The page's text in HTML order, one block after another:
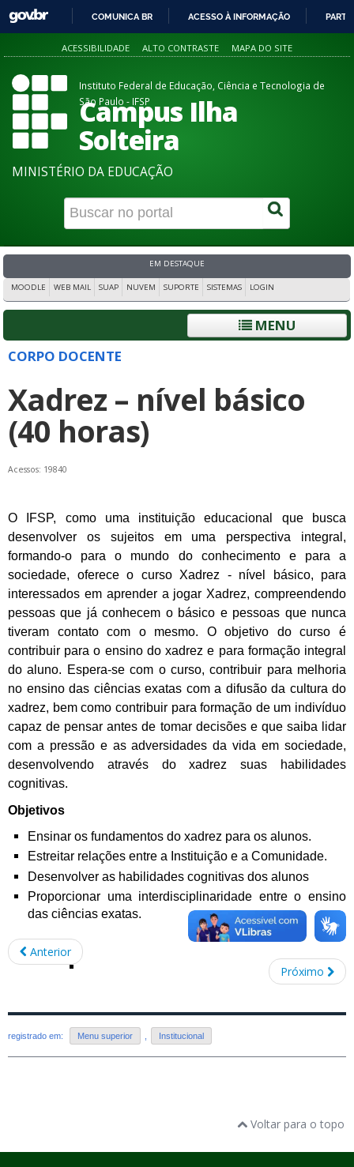
PARA
CONTEÚDO
COMUNICA BR ACESSO À INFORMAÇÃO
ACESSIBILIDADE ALTO CONTRASTE MAPA DO SITE
Instituto Federal de Educação, Ciência e Tecnologia de
São Paulo - IFSP
Campus Ilha
Solteira
MINISTÉRIO DA EDUCAÇÃO
EM DESTAQUE
MOODLE WEB MAIL SUAP NUVEM SUPORTE SISTEMAS LOGIN
MENU
CORPO DOCENTE
Xadrez – nível básico
(40 horas)
Acessos: 19840
O IFSP, como uma instituição educacional que busca
desenvolver os sujeitos em uma perspectiva integral,
formando-o para o mundo do conhecimento e para a
sociedade, oferece o curso Xadrez - nível básico, para
interessados em aprender a jogar Xadrez, compreendendo
pessoas que já conhecem o básico e pessoas que nunca
tiveram contato com o mesmo. O objetivo do curso é
contribuir para o ensino do xadrez e para formação integral
do aluno. Espera-se com o curso, contribuir para melhoria
no ensino das ciências exatas com a difusão da cultura do
xadrez, bem como contribuir para formação de um indivíduo
capaz de pensar antes de tomar decisões e que saiba lidar
com a pressão e as adversidades da vida em sociedade,
desenvolvendo através do xadrez suas habilidades
cognitivas.
Objetivos
Ensinar os fundamentos do xadrez para os alunos.
Estreitar relações entre a Instituição e a Comunidade.
Desenvolver as habilidades cognitivas dos alunos
Proporcionar uma interdisciplinaridade entre o ensino
das ciências exatas.
Anterior
Próximo
registrado em: Menu superior Institucional
Voltar para o topo